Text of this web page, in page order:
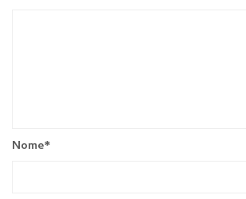
Nome*